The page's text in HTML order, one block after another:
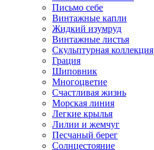
Письмо себе
Винтажные капли
Жидкий изумруд
Винтажные листья
Скульптурная коллекция
Грация
Шиповник
Многоцветие
Счастливая жизнь
Морская линия
Легкие крылья
Лилии и жемчуг
Песчаный берег
Солнцестояние